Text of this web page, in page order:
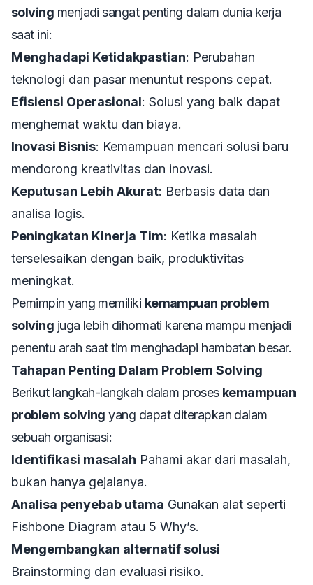
solving menjadi sangat penting dalam dunia kerja
saat ini:
Menghadapi Ketidakpastian: Perubahan
teknologi dan pasar menuntut respons cepat.
Efisiensi Operasional: Solusi yang baik dapat
menghemat waktu dan biaya.
Inovasi Bisnis: Kemampuan mencari solusi baru
mendorong kreativitas dan inovasi.
Keputusan Lebih Akurat: Berbasis data dan
analisa logis.
Peningkatan Kinerja Tim: Ketika masalah
terselesaikan dengan baik, produktivitas
meningkat.
Pemimpin yang memiliki kemampuan problem
solving juga lebih dihormati karena mampu menjadi
penentu arah saat tim menghadapi hambatan besar.
Tahapan Penting Dalam Problem Solving
Berikut langkah-langkah dalam proses kemampuan
problem solving yang dapat diterapkan dalam
sebuah organisasi:
Identifikasi masalah Pahami akar dari masalah,
bukan hanya gejalanya.
Analisa penyebab utama Gunakan alat seperti
Fishbone Diagram atau 5 Why’s.
Mengembangkan alternatif solusi
Brainstorming dan evaluasi risiko.